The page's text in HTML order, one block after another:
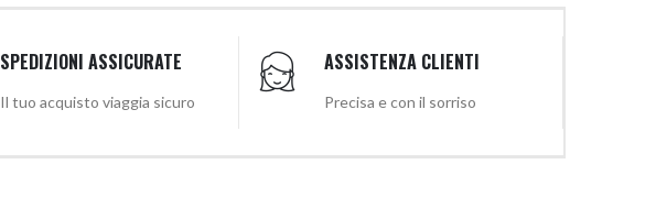
SPEDIZIONI ASSICURATE
Il tuo acquisto viaggia sicuro
ASSISTENZA CLIENTI
Precisa e con il sorriso